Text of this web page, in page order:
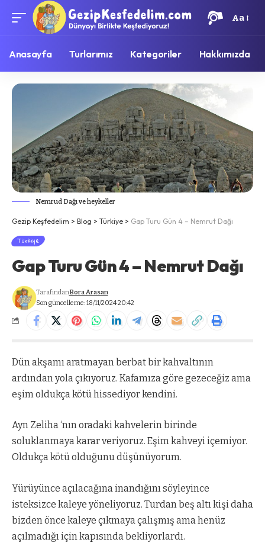
Aa
Anasayfa Turlarımız Kategoriler Hakkımızda
Nemrud Dağı ve heykeller
Gezip Keşfedelim > Blog > Türkiye > Gap Turu Gün 4 – Nemrut Dağı
Türkiye
Gap Turu Gün 4 – Nemrut Dağı
Son güncelleme: 18/11/2024 20:42
TarafındanBora Arasan
Dün akşamı aratmayan berbat bir kahvaltının
ardından yola çıkıyoruz. Kafamıza göre gezeceğiz ama
eşim oldukça kötü hissediyor kendini.
Ayn Zeliha ‘nın oradaki kahvelerin birinde
soluklanmaya karar veriyoruz. Eşim kahveyi içemiyor.
Oldukça kötü olduğunu düşünüyorum.
Yürüyünce açılacağına inandığını söyleyince
isteksizce kaleye yöneliyoruz. Turdan beş altı kişi daha
bizden önce kaleye çıkmaya çalışmış ama henüz
açılmadığı için kapısında bekliyorlardı.